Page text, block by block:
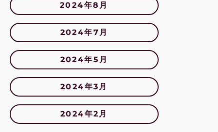
2024年8月
2024年7月
2024年5月
2024年3月
2024年2月